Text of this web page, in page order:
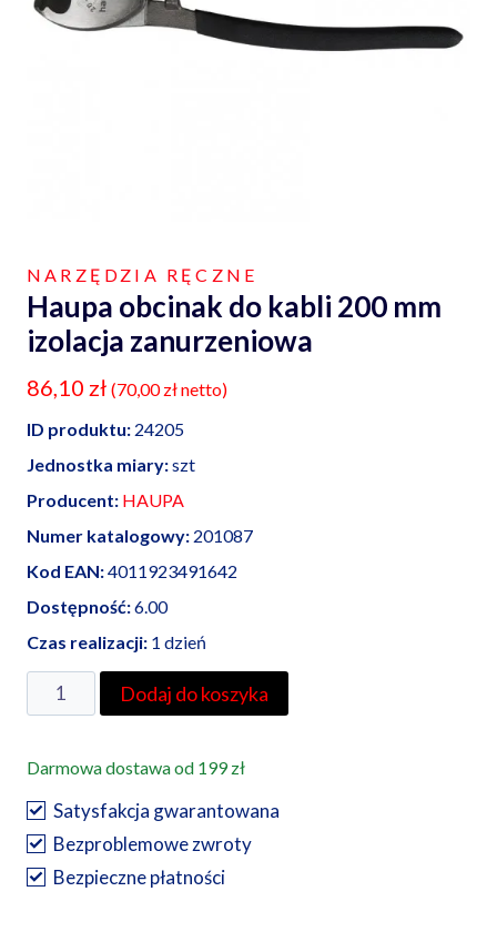
NARZĘDZIA RĘCZNE
Haupa obcinak do kabli 200 mm
izolacja zanurzeniowa
86,10 zł (70,00złnetto)
ID produktu: 24205
Jednostka miary:szt
Producent: HAUPA
Numer katalogowy: 201087
Kod EAN:4011923491642
Dostępność:6.00
Czas realizacji: 1 dzień
ilość
Haupa
do
kabli
200
mm
izolacja
Dodaj do koszyka
Darmowa dostawa od 199 zł
Satysfakcja gwarantowana
Bezproblemowe zwroty
Bezpieczne płatności